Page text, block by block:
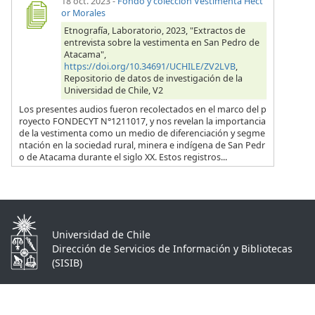
or Morales
Etnografía, Laboratorio, 2023, "Extractos de
entrevista sobre la vestimenta en San Pedro de
Atacama",
https://doi.org/10.34691/UCHILE/ZV2LVB,
Repositorio de datos de investigación de la
Universidad de Chile, V2
Los presentes audios fueron recolectados en el marco del p
royecto FONDECYT N°1211017, y nos revelan la importancia
de la vestimenta como un medio de diferenciación y segme
ntación en la sociedad rural, minera e indígena de San Pedr
o de Atacama durante el siglo XX. Estos registros...
Universidad de Chile
Dirección de Servicios de Información y Bibliotecas
(SISIB)